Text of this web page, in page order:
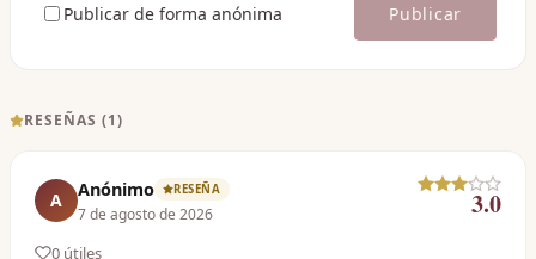
Publicar de forma anónima Publicar
RESEÑAS (1)
A Anónimo RESEÑA
7 de agosto de 2026 3.0
0 útiles